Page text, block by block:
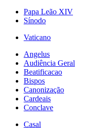
Papa Leão XIV
Sínodo
Vaticano
Angelus
Audiência Geral
Beatificacao
Bispos
Canonização
Cardeais
Conclave
Casal